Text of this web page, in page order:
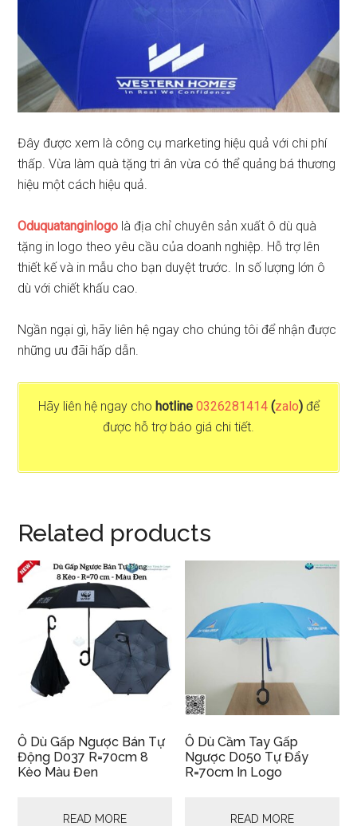
Đây được xem là công cụ marketing hiệu quả với chi phí
thấp. Vừa làm quà tặng tri ân vừa có thể quảng bá thương
hiệu một cách hiệu quả.
Oduquatanginlogo là địa chỉ chuyên sản xuất ô dù quà
tặng in logo theo yêu cầu của doanh nghiệp. Hỗ trợ lên
thiết kế và in mẫu cho bạn duyệt trước. In số lượng lớn ô
dù với chiết khấu cao.
Ngần ngại gì, hãy liên hệ ngay cho chúng tôi để nhận được
những ưu đãi hấp dẫn.
Hãy liên hệ ngay cho hotline 0326281414(zalo)để
được hỗ trợ báo giá chi tiết.
Related products
Ô Dù Gấp Ngược Bán Tự
Động D037 R=70cm 8
Kèo Màu Đen
READ MORE
Ô Dù Cầm Tay Gấp
Ngược D050 Tự Đẩy
R=70cm In Logo
READ MORE